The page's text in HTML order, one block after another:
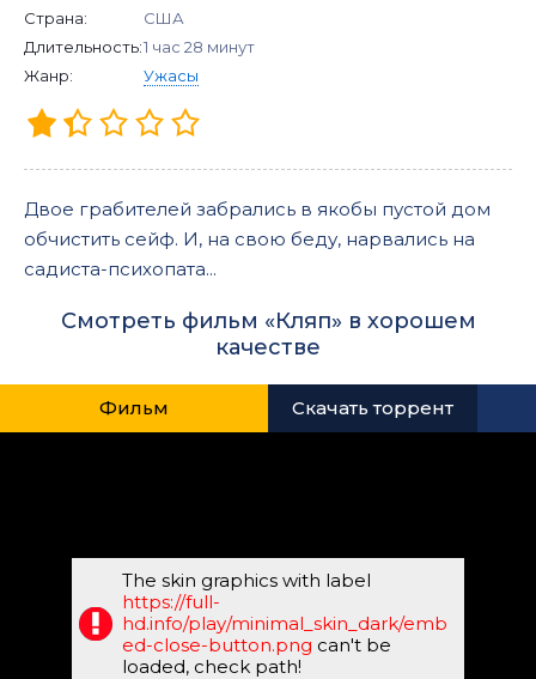
Страна:
США
Длительность:1 час 28 минут
Жанр:
Ужасы
Двое грабителей забрались в якобы пустой дом
обчистить сейф. И, на свою беду, нарвались на
садиста-психопата...
Смотреть фильм «Кляп» в хорошем
качестве
Фильм Скачать торрент
The skin graphics with label
https://full-
hd.info/play/minimal_skin_dark/emb
ed-close-button.png can't be
loaded, check path!